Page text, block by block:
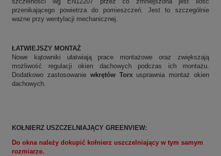
przenikającego powietrza do pomieszczeń. Jest to szczególnie
ważne przy wentylacji mechanicznej.
ŁATWIEJSZY MONTAŻ
Nowe kątowniki ułatwiają prace montażowe oraz zwiększają
możliwość regulacji okien dachowych podczas ich montażu.
Dodatkowo zastosowanie wkrętów Torxusprawnia montaż okien
dachowych.
KOŁNIERZ USZCZELNIAJĄCY GREENVIEW:
Do okna należy dokupić kołnierz uszczelniający w tym samym
rozmiarze.